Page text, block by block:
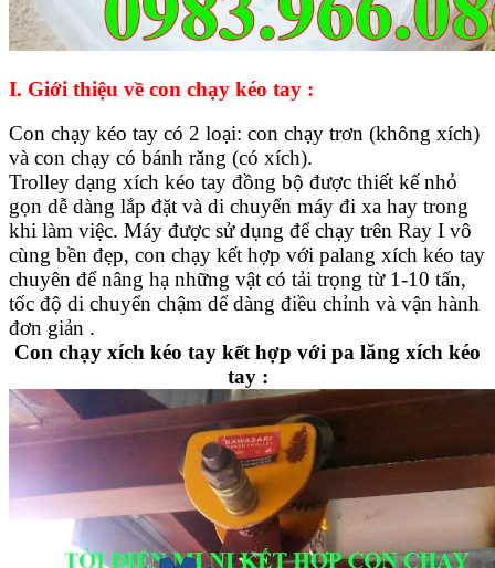
I. Giới thiệu về con chạy kéo tay :
Con chạy kéo tay có 2 loại: con chạy trơn (không xích)
và con chạy có bánh răng (có xích).
Trolley dạng xích kéo tay đồng bộ được thiết kế nhỏ
gọn dễ dàng lắp đặt và di chuyển máy đi xa hay trong
khi làm việc. Máy được sử dụng để chạy trên Ray I vô
cùng bền đẹp, con chạy kết hợp với palang xích kéo tay
chuyên để nâng hạ những vật có tải trọng từ 1-10 tấn,
tốc độ di chuyển chậm dể dàng điều chỉnh và vận hành
đơn giản .
Con chạy xích kéo tay kết hợp với pa lăng xích kéo
tay :